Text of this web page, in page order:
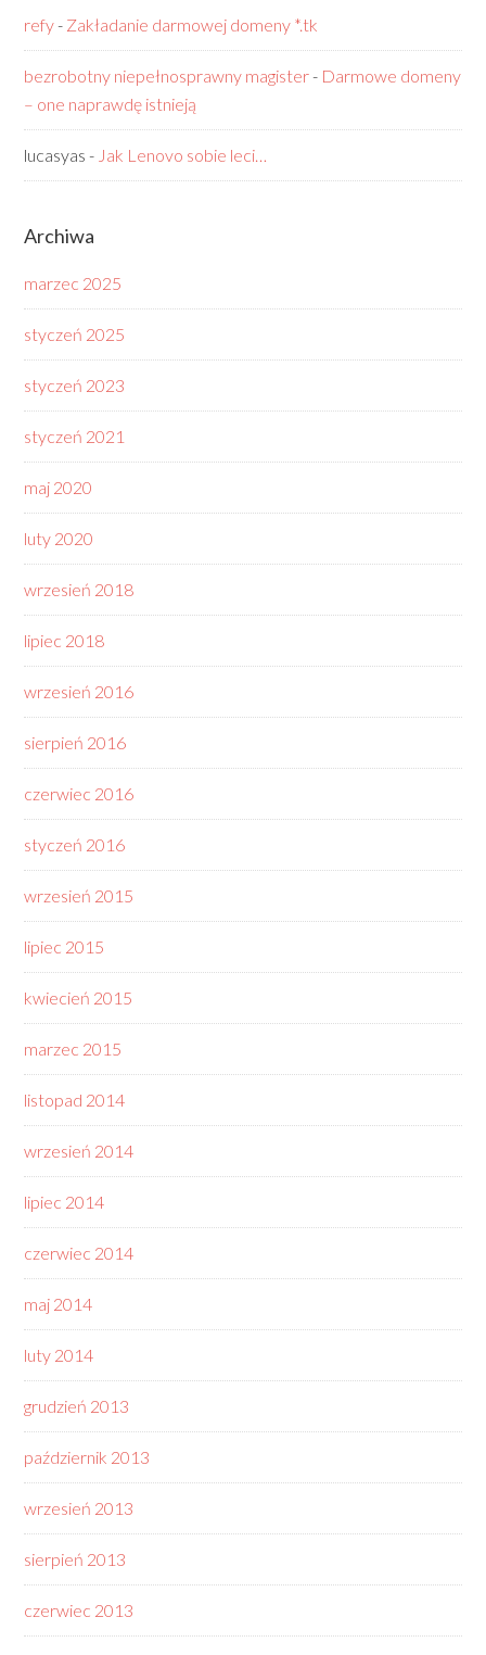
refy- Zakładanie darmowej domeny *.tk
bezrobotny niepełnosprawny magister- Darmowe domeny
– one naprawdę istnieją
lucasyas - Jak Lenovo sobie leci…
Archiwa
marzec 2025
styczeń 2025
styczeń 2023
styczeń 2021
maj 2020
luty 2020
wrzesień 2018
lipiec 2018
wrzesień 2016
sierpień 2016
czerwiec 2016
styczeń 2016
wrzesień 2015
lipiec 2015
kwiecień 2015
marzec 2015
listopad 2014
wrzesień 2014
lipiec 2014
czerwiec 2014
maj 2014
luty 2014
grudzień 2013
październik 2013
wrzesień 2013
sierpień 2013
czerwiec 2013